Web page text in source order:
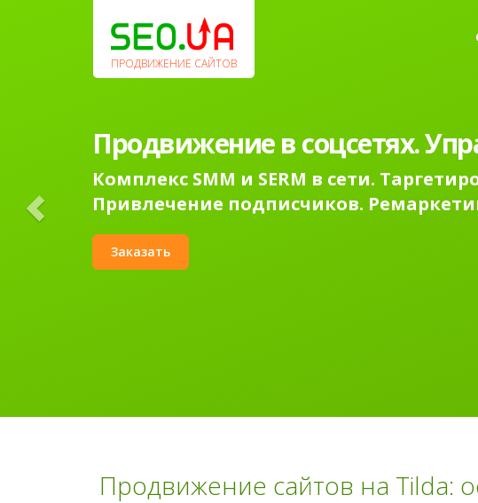
ПРОДВИЖЕНИЕ САЙТОВ
Продвижение в соцсетях.
Комплекс SMM и SERM в сети.
Привлечение подписчиков.
Заказать
Продвижение сайтов на Tilda: